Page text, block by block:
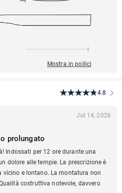
Mostra in pollici
4.8
Jul 14, 2026
prolungato
Indossati per 12 ore durante una
dolore alle tempie. La prescrizione è
vicino e lontano. La montatura non
costruttiva notevole, davvero